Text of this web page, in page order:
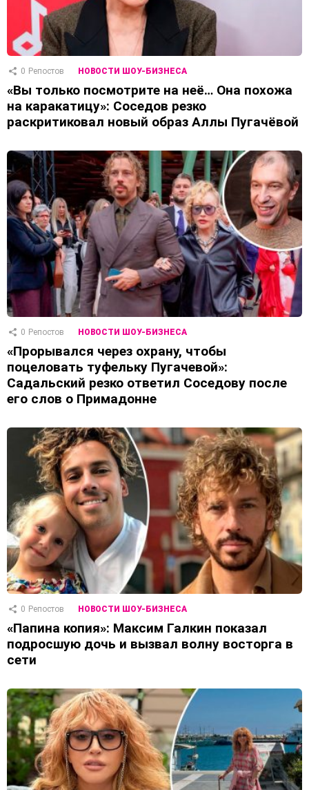
0 Репостов НОВОСТИ ШОУ-БИЗНЕСА
«Вы только посмотрите на неё… Она похожа
на каракатицу»: Соседов резко
раскритиковал новый образ Аллы Пугачёвой
0 Репостов НОВОСТИ ШОУ-БИЗНЕСА
«Прорывался через охрану, чтобы
поцеловать туфельку Пугачевой»:
Садальский резко ответил Соседову после
его слов о Примадонне
0 Репостов НОВОСТИ ШОУ-БИЗНЕСА
«Папина копия»: Максим Галкин показал
подросшую дочь и вызвал волну восторга в
сети